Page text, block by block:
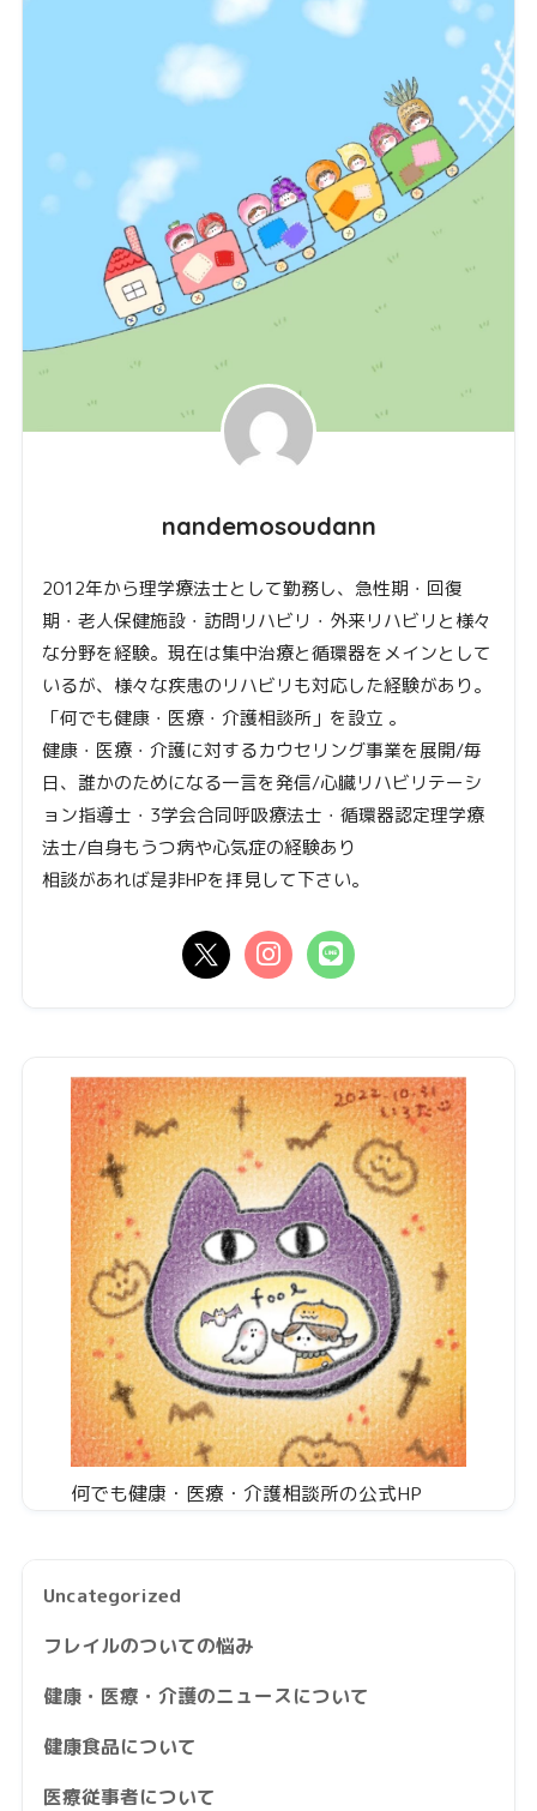
nandemosoudann
2012年から理学療法士として勤務し、急性期・回復
期・老人保健施設・訪問リハビリ・外来リハビリと様々
な分野を経験。現在は集中治療と循環器をメインとして
いるが、様々な疾患のリハビリも対応した経験があり。
「何でも健康・医療・介護相談所」を設立 。
健康・医療・介護に対するカウセリング事業を展開/毎
日、誰かのためになる一言を発信/心臓リハビリテーシ
ョン指導士・3学会合同呼吸療法士・循環器認定理学療
法士/自身もうつ病や心気症の経験あり
相談があれば是非HPを拝見して下さい。
何でも健康・医療・介護相談所の公式HP
Uncategorized
フレイルのついての悩み
健康・医療・介護のニュースについて
健康食品について
医療従事者について